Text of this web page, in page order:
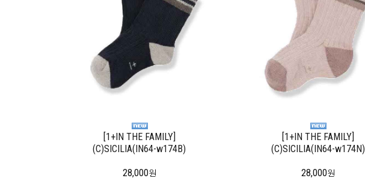
[1+IN THE FAMILY]
(C)SICILIA(IN64-w174B)
28,000원
[1+IN THE FAMILY]
(C)SICILIA(IN64-w174N)
28,000원